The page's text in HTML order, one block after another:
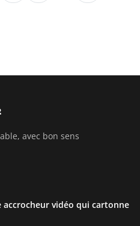
avec bon sens
vidéo qui cartonne